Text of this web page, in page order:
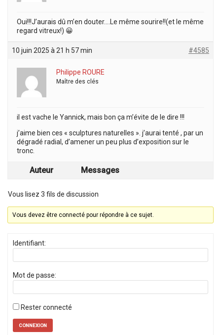
Oui!!!J’aurais dû m’en douter….Le même sourire!!(et le même
regard vitreux!) 😀
10 juin 2025 à 21 h 57 min #4585
Philippe ROURE
Maître des clés
il est vache le Yannick, mais bon ça m’évite de le dire !!!
j’aime bien ces « sculptures naturelles ». j’aurai tenté , par un
dégradé radial, d’amener un peu plus d’exposition sur le
tronc.
Auteur Messages
Vous lisez 3 fils de discussion
Vous devez être connecté pour répondre à ce sujet.
Identifiant:
Mot de passe:
Rester connecté
CONNEXION